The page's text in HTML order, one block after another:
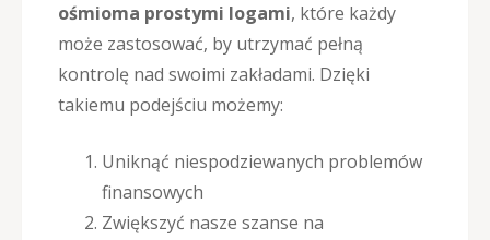
ośmioma prostymi logami, które każdy
może zastosować, by utrzymać pełną
kontrolę nad swoimi zakładami. Dzięki
takiemu podejściu możemy:
Uniknąć niespodziewanych problemów
finansowych
Zwiększyć nasze szanse na